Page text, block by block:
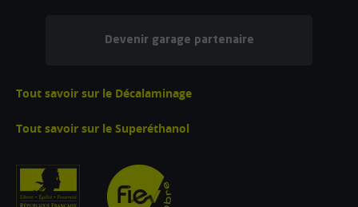
Devenir garage partenaire
Tout savoir sur le Décalaminage
Tout savoir sur le Superéthanol